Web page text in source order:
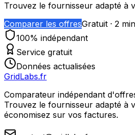
Trouvez le fournisseur adapté à
Comparer les offresGratuit · 2 min
100% indépendant
Service gratuit
Données actualisées
GridLabs.fr
Comparateur indépendant
Trouvez le fournisseur adapté à
économisez sur vos factures.